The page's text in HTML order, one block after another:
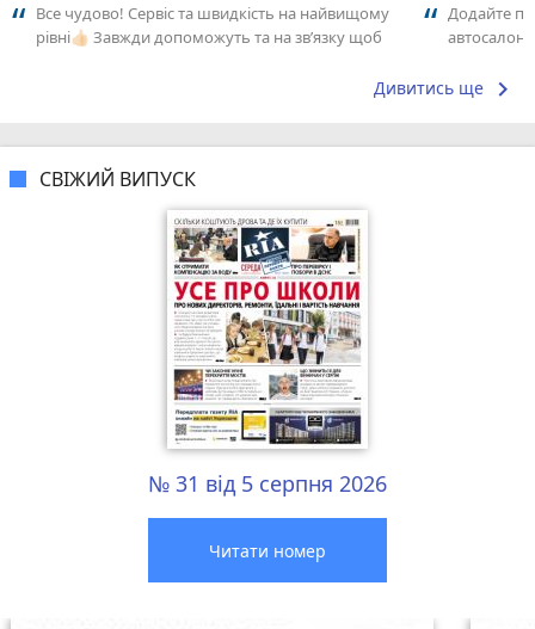
Все чудово! Сервіс та швидкість на найвищому
рівні👍🏻 Завжди допоможуть та на звʼязку щоб
Додайте
Дивитись ще keyboard_arrow_right
СВІЖИЙ ВИПУСК
№ 31 від 5 серпня 2026
Читати номер